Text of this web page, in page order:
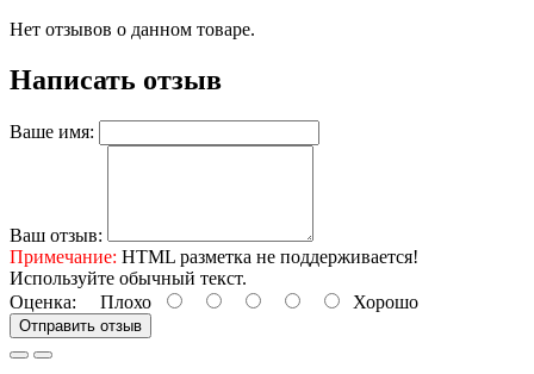
Нет отзывов о данном товаре.
Написать отзыв
Ваше имя:
Ваш отзыв:
Примечание: HTML разметка не поддерживается!
Используйте обычный текст.
Оценка: Плохо Хорошо
Отправить отзыв